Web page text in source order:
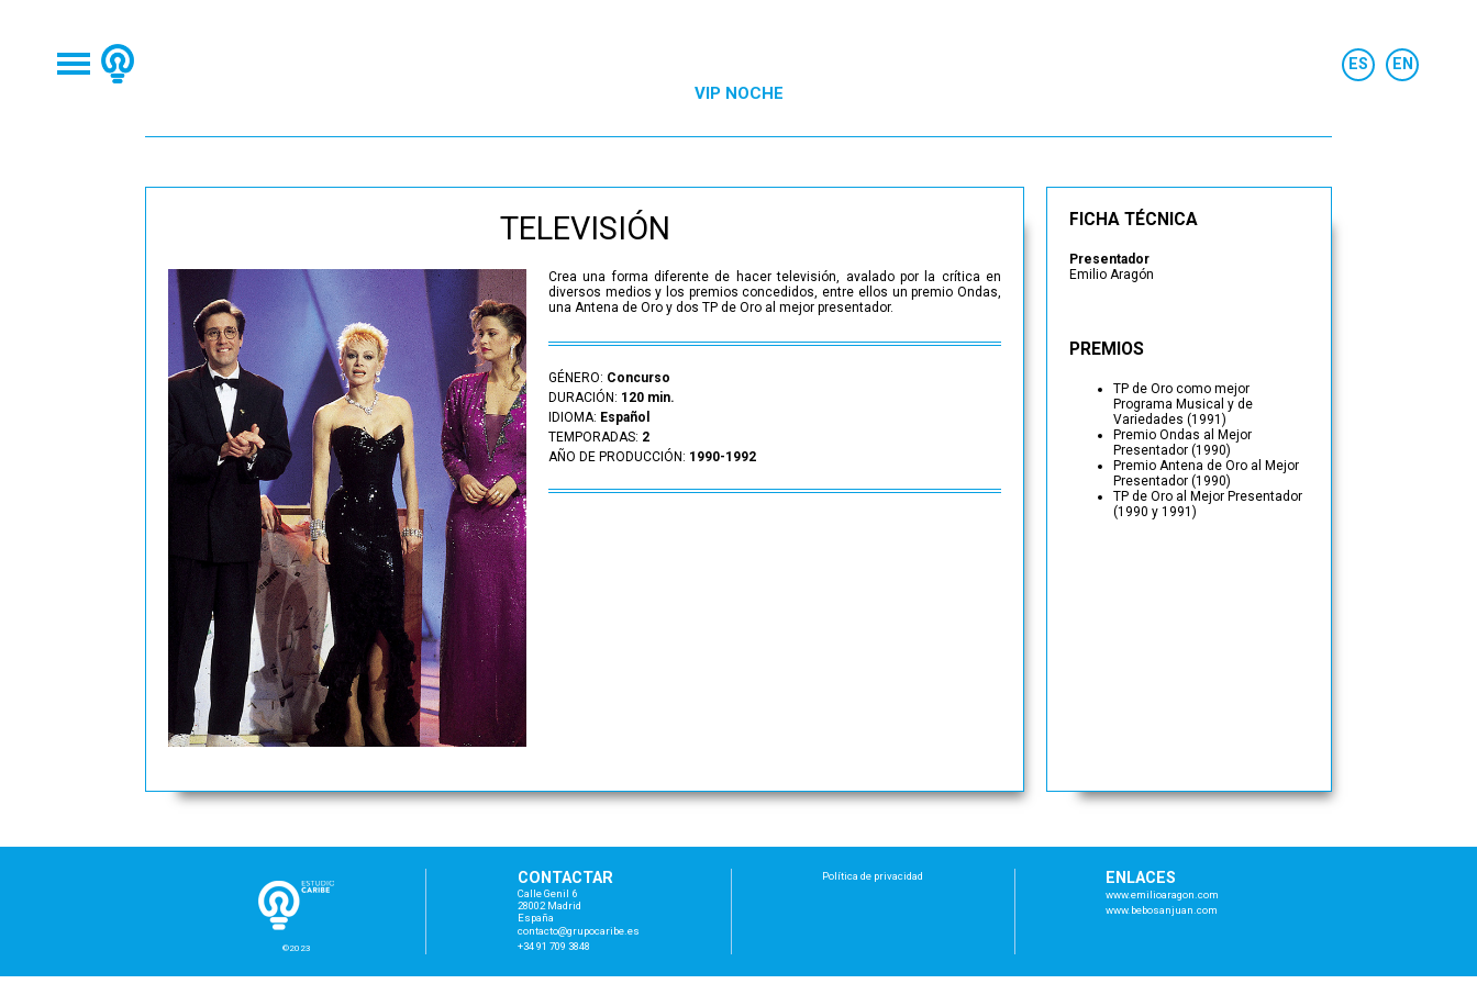
VIP NOCHE
TELEVISIÓN
Crea una forma diferente de hacer televisión, avalado por la crítica en
diversos medios y los premios concedidos, entre ellos un premio Ondas,
una Antena de Oro y dos TP de Oro al mejor presentador.
GÉNERO: Concurso
DURACIÓN: 120 min.
IDIOMA: Español
TEMPORADAS: 2
AÑO DE PRODUCCIÓN: 1990-1992
FICHA TÉCNICA
Presentador
Emilio Aragón
PREMIOS
TP de Oro como mejor
Programa Musical y de
Variedades (1991)
Premio Ondas al Mejor
Presentador (1990)
Premio Antena de Oro al Mejor
Presentador (1990)
TP de Oro al Mejor Presentador
(1990 y 1991)
©2023
CONTACTAR
Calle Genil 6
28002 Madrid
España
contacto@grupocaribe. es
+34 91 709 3848
Política de privacidad ENLACES
www.emilioaragon.com
www.bebosanjuan.com